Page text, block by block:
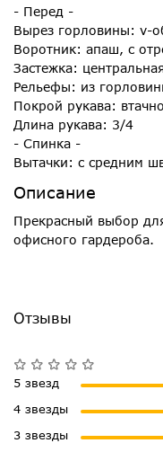
- Перед -
Вырез горловины: v-
Воротник: апаш, с
Застежка:
Рельефы: из
Покрой рукава:
Длина рукава: 3/4
- Спинка -
Вытачки: с средним
Описание
Прекрасный выбор
офисного гардероба.
Отзывы
5 звезд
4 звезды
3 звезды